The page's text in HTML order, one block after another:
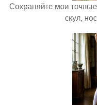
Сохраняйте мои
скул,